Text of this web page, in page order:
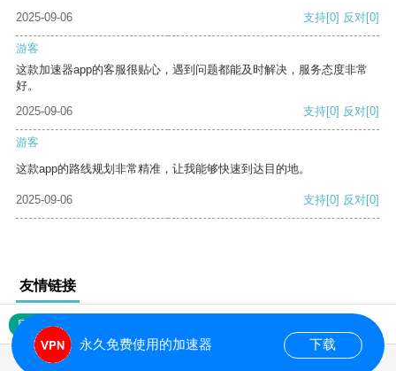
2025-09-06 支持[0] 反对[0]
游客
这款加速器app的客服很贴心，遇到问题都能及时解决，服务态度非常
好。
2025-09-06
支持[0] 反对[0]
游客
这款app的路线规划非常精准，让我能够快速到达目的地。
2025-09-06 支持[0] 反对[0]
友情链接
网站地图
永久免费使用的加速器 下载